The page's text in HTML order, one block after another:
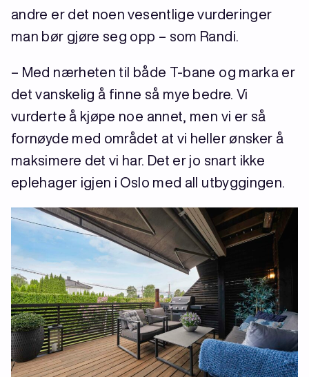
andre er det noen vesentlige vurderinger
man bør gjøre seg opp – som Randi.
– Med nærheten til både T-bane og marka er
det vanskelig å finne så mye bedre. Vi
vurderte å kjøpe noe annet, men vi er så
fornøyde med området at vi heller ønsker å
maksimere det vi har. Det er jo snart ikke
eplehager igjen i Oslo med all utbyggingen.